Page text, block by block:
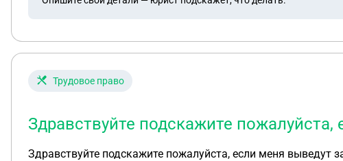
Трудовое право
Здравствуйте подскажите
Здравствуйте подскажите пожалуйста, если меня выведут